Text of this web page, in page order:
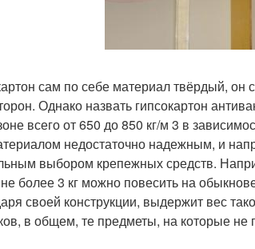
сам по себе материал твёрдый, он
Однако назвать гипсокартон
всего от 650 до 850 кг/м 3 в
недостаточно надежным, и
выбором крепежных средств.
более 3 кг можно повесить на
своей конструкции, выдержит вес
в общем, те предметы, на которые не